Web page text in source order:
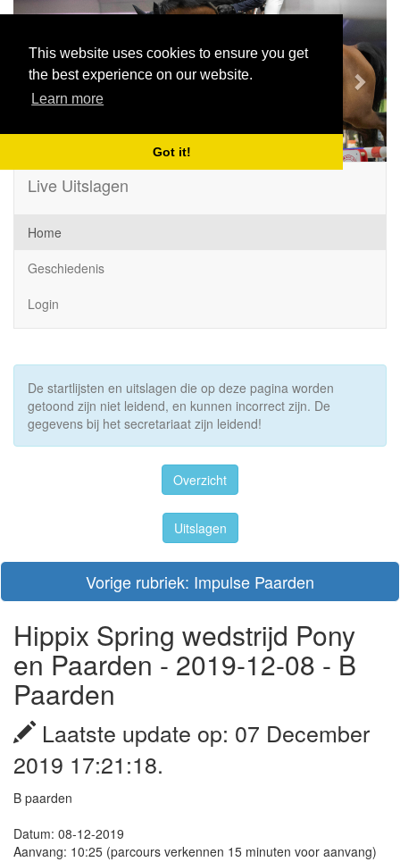
This website uses cookies to ensure you get
the best experience on our website.
Learn more
Got it!
Previous Next
Live Uitslagen
Home
Geschiedenis
Login
De startlijsten en uitslagen die op deze pagina worden
getoond zijn niet leidend, en kunnen incorrect zijn. De
gegevens bij het secretariaat zijn leidend!
Overzicht
Uitslagen
Vorige rubriek: Impulse Paarden
Hippix Spring wedstrijd Pony
en Paarden - 2019-12-08 - B
Paarden
Laatste update op: 07 December
2019 17:21:18.
B paarden
Datum: 08-12-2019
Aanvang: 10:25 (parcours verkennen 15 minuten voor aanvang)